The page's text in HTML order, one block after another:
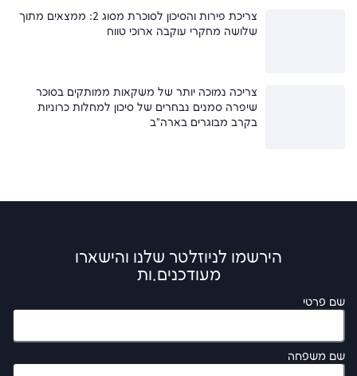
צריכת פירות והסיכון לסוכרת מסוג 2: ממצאים מתוך
שלושה מחקרי עוקבה ארוכי טווח
צריכה נמוכה יותר של משקאות ממותקים בסוכר
שיפרה סמנים נבחרים של סיכון למחלות כרוניות
בקרב מבוגרים בארה"ב
הירשמו לניוזלטר שלנו והישארו
מעודכנים.ות
שם פרטי
שם משפחה